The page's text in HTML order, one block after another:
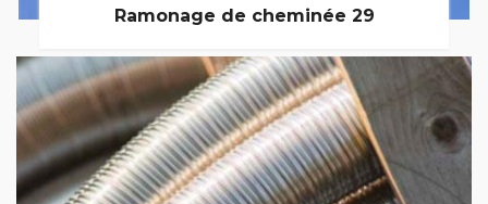
Ramonage de cheminée 29